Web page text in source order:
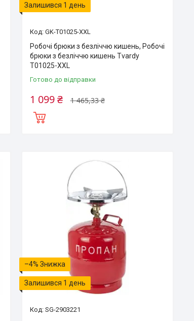
Залишився 1 день
GK-T01025-XXL
Робочі брюки з безліччю кишень, Робочі
брюки з безліччю кишень Tvardy
T01025-XXL
Готово до відправки
1 465,33 ₴
1 099 ₴
–4%
Залишився 1 день
SG-2903221